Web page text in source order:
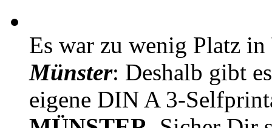
Es war zu wenig Platz in
Münster: Deshalb gibt
eigene DIN A 3-